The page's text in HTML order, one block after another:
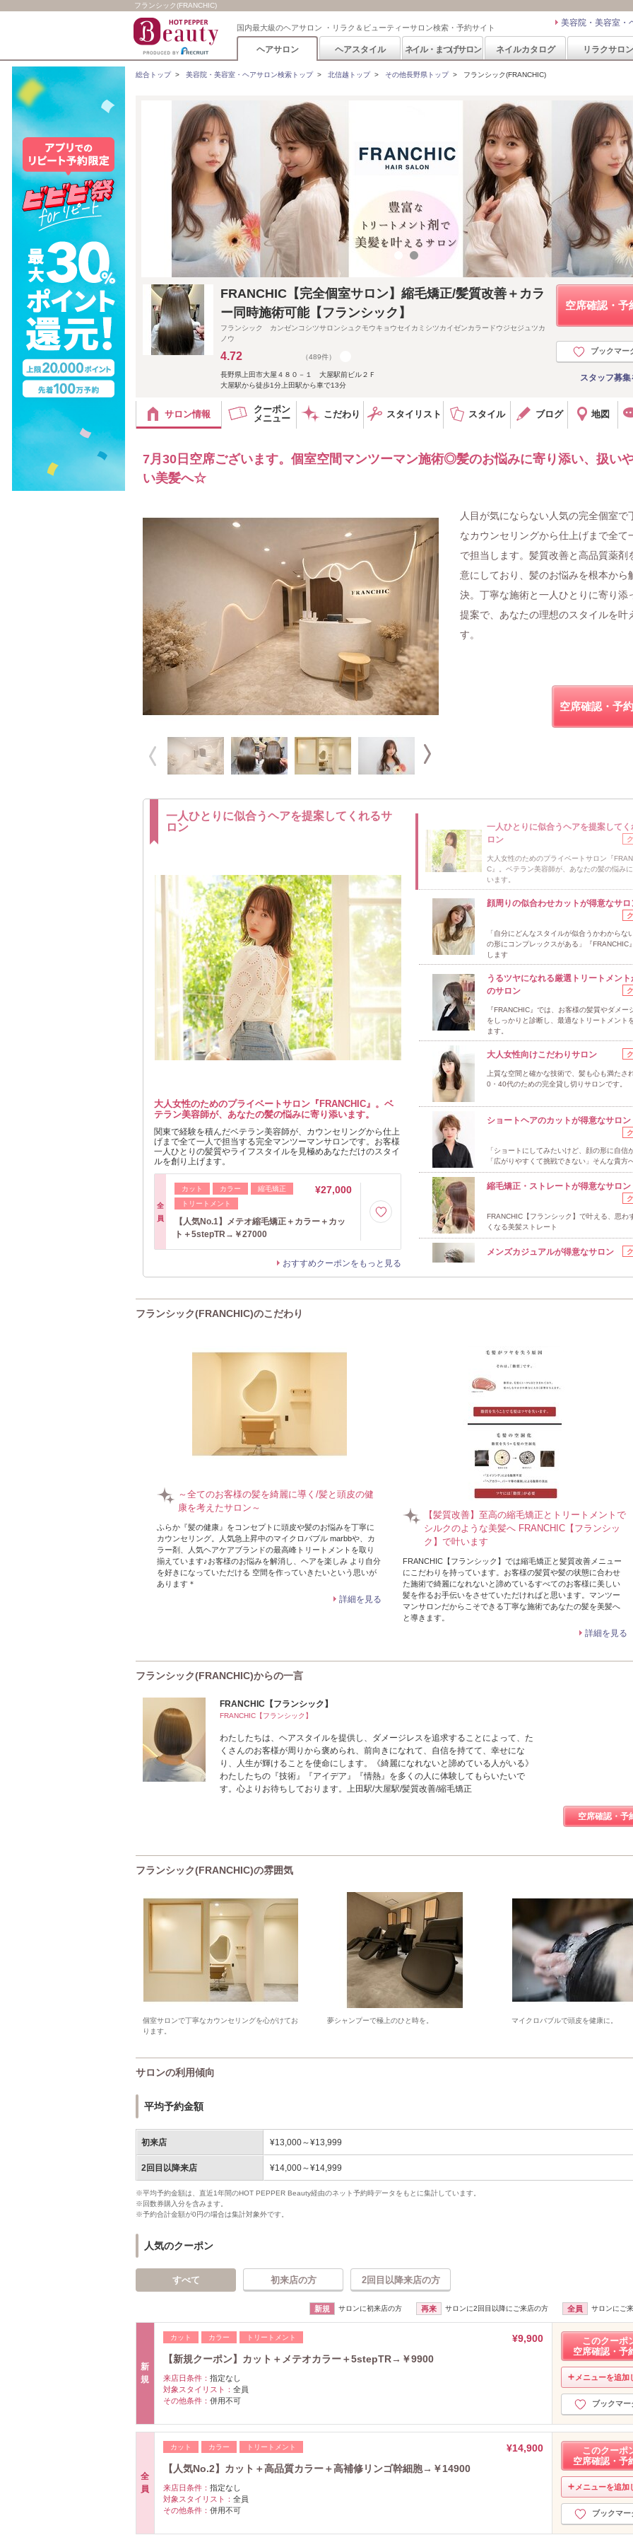
フランシック(FRANCHIC)
国内最大級のヘアサロン ・リラク＆ビューティーサロン検索・予約サイト 美容院・美容室・
ヘアサロン ヘアスタイル ネイル・まつげサロン ネイルカタログ リラクサロン
総合トップ> 美容院・美容室・ヘアサロン検索トップ> 北信越トップ> その他長野県トップ> フランシック(FRANCHIC)
空席確認・予
ブックマー
スタッフ募
FRANCHIC【完全個室サロン】縮毛矯正/髪質改善＋カラ
ー同時施術可能【フランシック】
フランシック カンゼンコシツサロンシュクモウキョウセイカミシツカイゼンカラードウジセジュツカ
ノウ
4.72 （489件）
長野県上田市大屋４８０－１ 大屋駅前ビル２Ｆ
大屋駅から徒歩1分上田駅から車で13分
サロン情報
クーポン
メニュー
こだわり スタイリスト スタイル ブログ 地図
7月30日空席ございます。個室空間マンツーマン施術◎髪のお悩みに寄り添い、扱い
い美髪へ☆
人目が気にならない人気の完全個室で
なカウンセリングから仕上げまで全て
で担当します。髪質改善と高品質薬剤
意にしており、髪のお悩みを根本から
決。丁寧な施術と一人ひとりに寄り添
提案で、あなたの理想のスタイルを叶
す。
空席確認・予
一人ひとりに似合うヘアを提案してくれるサ
ロン
大人女性のためのプライベートサロン『FRANCHIC』。ベ
テラン美容師が、あなたの髪の悩みに寄り添います。
関東で経験を積んだベテラン美容師が、カウンセリングから仕上
げまで全て一人で担当する完全マンツーマンサロンです。お客様
一人ひとりの髪質やライフスタイルを見極めあなただけのスタイ
ルを創り上げます。
全
員
カット カラー
縮毛矯正
トリートメント
¥27,000
【人気No.1】メテオ縮毛矯正＋カラー＋カッ
ト＋5stepTR→￥27000
おすすめクーポンをもっと見る
一人ひとりに似合うヘアを提案してく
ロン
大人女性のためのプライベートサロン『
C』。ベテラン美容師が、あなたの髪の悩み
います。
顔周りの似合わせカットが得意なサロ
「自分にどんなスタイルが似合うかわからな
の形にコンプレックスがある」『FRANCHIC
します
うるツヤになれる厳選トリートメント
のサロン
『FRANCHIC』では、お客様の髪質やダメー
をしっかりと診断し、最適なトリートメント
ます。
大人女性向けこだわりサロン
上質な空間と確かな技術で、髪も心も満たさ
0・40代のための完全貸し切りサロンです。
ショートヘアのカットが得意なサロン
「ショートにしてみたいけど、顔の形に自信
「広がりやすくて挑戦できない」そんな貴方
縮毛矯正・ストレートが得意なサロン
FRANCHIC【フランシック】で叶える、思わ
くなる美髪ストレート
メンズカジュアルが得意なサロン
フランシック(FRANCHIC)のこだわり
～全てのお客様の髪を綺麗に導く/髪と頭皮の健
康を考えたサロン～
ふらか『髪の健康』をコンセプトに頭皮や髪のお悩みを丁寧に
カウンセリング。人気急上昇中のマイクロバブル marbbや、カ
ラー剤、人気ヘアケアブランドの最高峰トリートメントを取り
揃えています♪お客様のお悩みを解消し、ヘアを楽しみ より自分
を好きになっていただける 空間を作っていきたいという思いが
あります＊
詳細を見る
【髪質改善】至高の縮毛矯正とトリートメントで
シルクのような美髪へ FRANCHIC【フランシッ
ク】で叶います
FRANCHIC【フランシック】では縮毛矯正と髪質改善メニュー
にこだわりを持っています。お客様の髪質や髪の状態に合わせ
た施術で綺麗になれないと諦めているすべてのお客様に美しい
髪を作るお手伝いをさせていただければと思います。マンツー
マンサロンだからこそできる丁寧な施術であなたの髪を美髪へ
と導きます。
詳細を見る
フランシック(FRANCHIC)からの一言
FRANCHIC【フランシック】
FRANCHIC【フランシック】
わたしたちは、ヘアスタイルを提供し、ダメージレスを追求することによって、た
くさんのお客様が周りから褒められ、前向きになれて、自信を持てて、幸せにな
り、人生が輝けることを使命にします。《綺麗になれないと諦めている人がいる》
わたしたちの『技術』『アイデア』『情熱』を多くの人に体験してもらいたいで
す。心よりお待ちしております。上田駅/大屋駅/髪質改善/縮毛矯正
空席確認・予
フランシック(FRANCHIC)の雰囲気
個室サロンで丁寧なカウンセリングを心がけてお
ります。
夢シャンプーで極上のひと時を。 マイクロバブルで頭皮を健康に。
サロンの利用傾向
平均予約金額
初来店 ¥13,000～¥13,999
2回目以降来店 ¥14,000～¥14,999
※平均予約金額は、直近1年間のHOT PEPPER Beauty経由のネット予約時データをもとに集計しています。
※回数券購入分を含みます。
※予約合計金額が0円の場合は集計対象外です。
人気のクーポン
すべて 初来店の方 2回目以降来店の方
新規 サロンに初来店の方 再来 サロンに2回目以降にご来店の方 全員 サロンにご
新
規
カット カラー トリートメント
¥9,900
【新規クーポン】カット＋メテオカラー＋5stepTR→￥9900
来店日条件： 指定なし
対象スタイリスト： 全員
その他条件： 併用不可
このクーポ
空席確認・予
メニューを追加
ブックマー
全
員
カット カラー トリートメント
¥14,900
【人気No.2】カット＋高品質カラー＋高補修リンゴ幹細胞→￥14900
来店日条件： 指定なし
対象スタイリスト： 全員
その他条件： 併用不可
このクーポ
空席確認・予
メニューを追加
ブックマー